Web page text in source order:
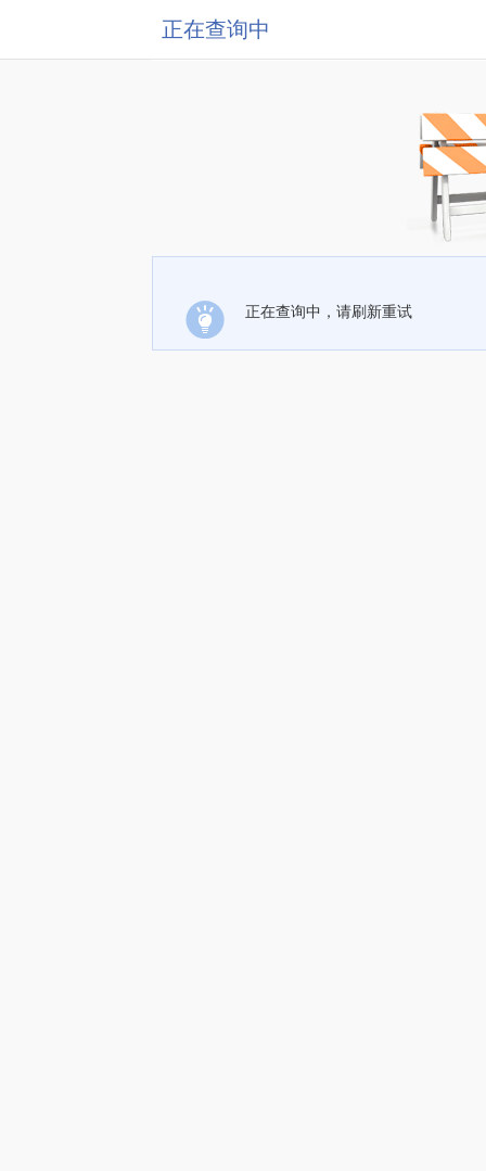
正在查询中
正在查询中，请刷新重试